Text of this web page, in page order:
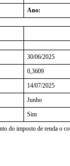
Ano:
30/06/2025
0,3609
14/07/2025
Junho
Sim
imposto de renda o